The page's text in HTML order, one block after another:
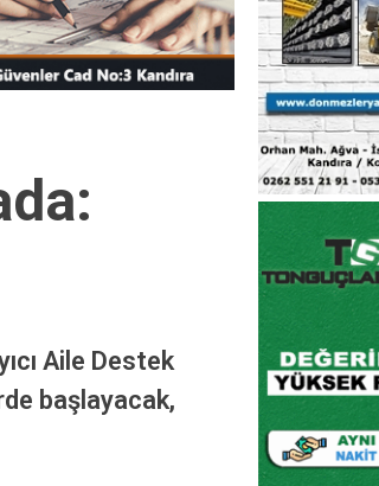
Aile Destek
başlayacak,